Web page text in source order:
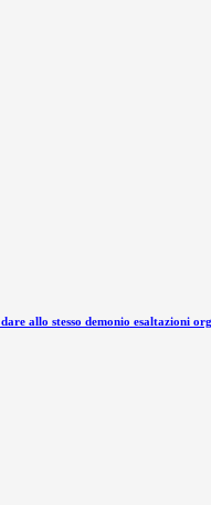
allo stesso demonio esaltazioni